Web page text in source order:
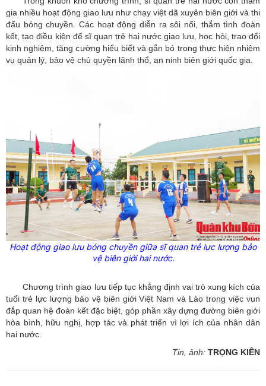
gia nhiều hoạt động giao lưu như chạy việt dã xuyên biên giới và thi
đấu bóng chuyền. Các hoạt động diễn ra sôi nổi, thắm tình đoàn
kết, tạo điều kiện để sĩ quan trẻ hai nước giao lưu, học hỏi, trao đổi
kinh nghiệm, tăng cường hiểu biết và gắn bó trong thực hiện nhiệm
vụ quản lý, bảo vệ chủ quyền lãnh thổ, an ninh biên giới quốc gia.
Hoạt động giao lưu bóng chuyền giữa sĩ quan trẻ lực lượng bảo
vệ biên giới hai nước.
Chương trình giao lưu tiếp tục khẳng định vai trò xung kích của
tuổi trẻ lực lượng bảo vệ biên giới Việt Nam và Lào trong việc vun
đắp quan hệ đoàn kết đặc biệt, góp phần xây dựng đường biên giới
hòa bình, hữu nghị, hợp tác và phát triển vì lợi ích của nhân dân
hai nước.
Tin, ảnh: TRỌNG KIÊN